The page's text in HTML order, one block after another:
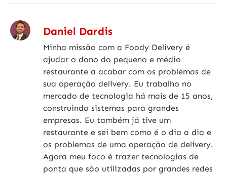
Daniel Dardis
Minha missão com a Foody Delivery é
ajudar o dono do pequeno e médio
restaurante a acabar com os problemas de
sua operação delivery. Eu trabalho no
mercado de tecnologia há mais de 15 anos,
construindo sistemas para grandes
empresas. Eu também já tive um
restaurante e sei bem como é o dia a dia e
os problemas de uma operação de delivery.
Agora meu foco é trazer tecnologias de
ponta que são utilizadas por grandes redes